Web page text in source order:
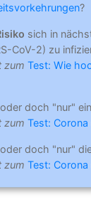
?
sich in
CoV-2) zu
zum Test: Wie
doch "nur"
zum Test:
doch "nur"
zum Test: